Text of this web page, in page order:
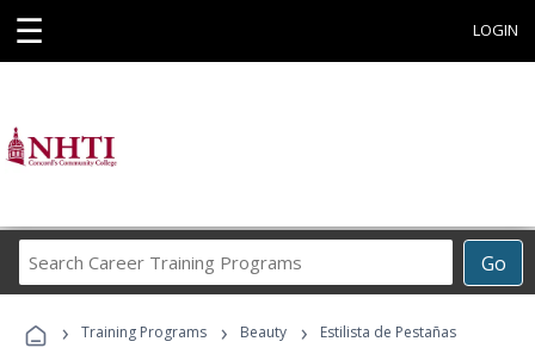
☰ LOGIN
Go
Career
Programs
› Training Programs › Beauty › Estilista de Pestañas